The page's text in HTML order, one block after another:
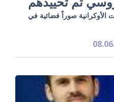
الأوكرانية صوراً فضائية في